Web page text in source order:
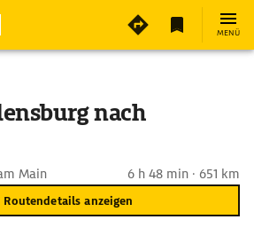
MENÜ
nach
Main 6 h 48 min · 651 km
Routendetails anzeigen